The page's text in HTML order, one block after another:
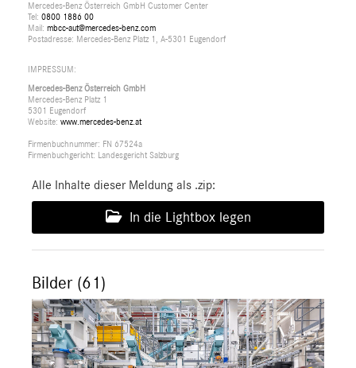
Mercedes-Benz Österreich GmbH Customer Center
Tel: 0800 1886 00
Mail: mbcc-aut@mercedes-benz.com
Postadresse: Mercedes-Benz Platz 1, A-5301 Eugendorf
IMPRESSUM:
Mercedes-Benz Österreich GmbH
Mercedes-Benz Platz 1
5301 Eugendorf
Website: www.mercedes-benz.at
Firmenbuchnummer: FN 67524a
Firmenbuchgericht: Landesgericht Salzburg
Alle Inhalte dieser Meldung als .zip:
In die Lightbox legen
Bilder (61)